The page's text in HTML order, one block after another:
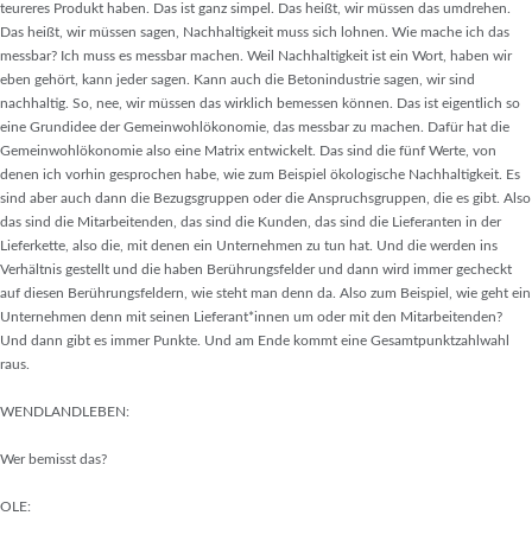
teureres Produkt haben. Das ist ganz simpel. Das heißt, wir müssen das umdrehen.
Das heißt, wir müssen sagen, Nachhaltigkeit muss sich lohnen. Wie mache ich das
messbar? Ich muss es messbar machen. Weil Nachhaltigkeit ist ein Wort, haben wir
eben gehört, kann jeder sagen. Kann auch die Betonindustrie sagen, wir sind
nachhaltig. So, nee, wir müssen das wirklich bemessen können. Das ist eigentlich so
eine Grundidee der Gemeinwohlökonomie, das messbar zu machen. Dafür hat die
Gemeinwohlökonomie also eine Matrix entwickelt. Das sind die fünf Werte, von
denen ich vorhin gesprochen habe, wie zum Beispiel ökologische Nachhaltigkeit. Es
sind aber auch dann die Bezugsgruppen oder die Anspruchsgruppen, die es gibt. Also
das sind die Mitarbeitenden, das sind die Kunden, das sind die Lieferanten in der
Lieferkette, also die, mit denen ein Unternehmen zu tun hat. Und die werden ins
Verhältnis gestellt und die haben Berührungsfelder und dann wird immer gecheckt
auf diesen Berührungsfeldern, wie steht man denn da. Also zum Beispiel, wie geht ein
Unternehmen denn mit seinen Lieferant*innen um oder mit den Mitarbeitenden?
Und dann gibt es immer Punkte. Und am Ende kommt eine Gesamtpunktzahlwahl
raus.
WENDLANDLEBEN:
Wer bemisst das?
OLE: